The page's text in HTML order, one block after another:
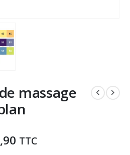
massage
TTC